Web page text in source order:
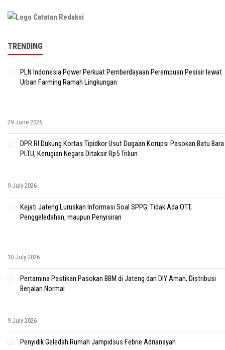
TRENDING
PLN Indonesia Power Perkuat Pemberdayaan Perempuan Pesisir lewat
Urban Farming Ramah Lingkungan
29 June 2026
DPR RI Dukung Kortas Tipidkor Usut Dugaan Korupsi Pasokan Batu Bara
PLTU, Kerugian Negara Ditaksir Rp5 Triliun
9 July 2026
Kejati Jateng Luruskan Informasi Soal SPPG: Tidak Ada OTT,
Penggeledahan, maupun Penyisiran
10 July 2026
Pertamina Pastikan Pasokan BBM di Jateng dan DIY Aman, Distribusi
Berjalan Normal
9 July 2026
Penyidik Geledah Rumah Jampidsus Febrie Adriansyah